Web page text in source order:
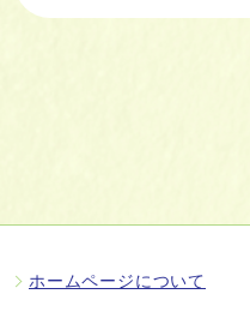
ホームページについて